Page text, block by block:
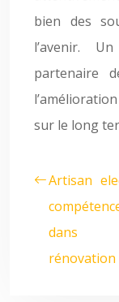
bien des
l’avenir.
partenaire
sur le long
Artisan
dans
rénovation